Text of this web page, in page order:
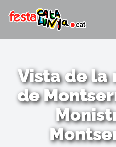
Vista de la
de